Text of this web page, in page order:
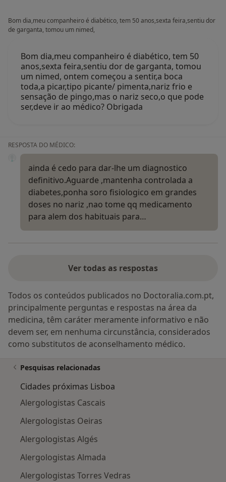
Bom dia,meu companheiro é diabético, tem 50 anos,sexta feira,sentiu dor
de garganta, tomou um nimed,
Bom dia,meu companheiro é diabético, tem 50
anos,sexta feira,sentiu dor de garganta, tomou
um nimed, ontem começou a sentir,a boca
toda,a picar,tipo picante/ pimenta,nariz frio e
sensação de pingo,mas o nariz seco,o que pode
ser,deve ir ao médico? Obrigada
RESPOSTA DO MÉDICO:
ainda é cedo para dar-lhe um diagnostico
definitivo.Aguarde ,mantenha controlada a
diabetes,ponha soro fisiologico em grandes
doses no nariz ,nao tome qq medicamento
para alem dos habituais para…
Ver todas as respostas
Todos os conteúdos publicados no Doctoralia.com.pt,
principalmente perguntas e respostas na área da
medicina, têm caráter meramente informativo e não
devem ser, em nenhuma circunstância, considerados
como substitutos de aconselhamento médico.
Pesquisas relacionadas
Cidades próximas Lisboa
Alergologistas Cascais
Alergologistas Oeiras
Alergologistas Algés
Alergologistas Almada
Alergologistas Torres Vedras